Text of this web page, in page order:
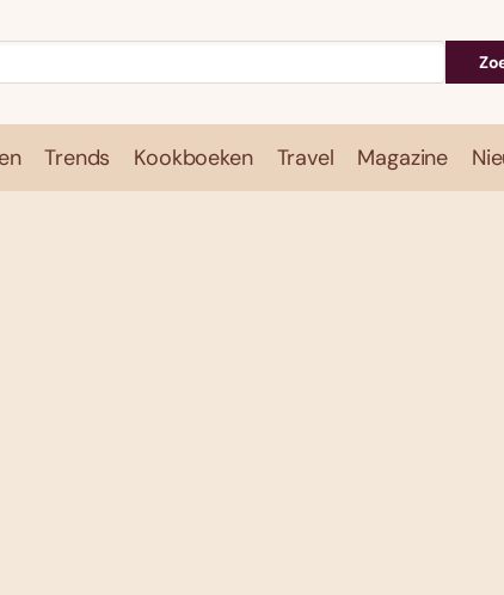
Trends Kookboeken Travel Magazine